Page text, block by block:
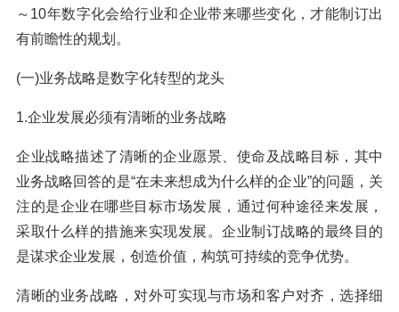
～10年数字化会给行业和企业带来哪些变化，才能制订出
有前瞻性的规划。
(一)业务战略是数字化转型的龙头
1.企业发展必须有清晰的业务战略
企业战略描述了清晰的企业愿景、使命及战略目标，其中
业务战略回答的是“在未来想成为什么样的企业”的问题，关
注的是企业在哪些目标市场发展，通过何种途径来发展，
采取什么样的措施来实现发展。企业制订战略的最终目的
是谋求企业发展，创造价值，构筑可持续的竞争优势。
清晰的业务战略，对外可实现与市场和客户对齐，选择细